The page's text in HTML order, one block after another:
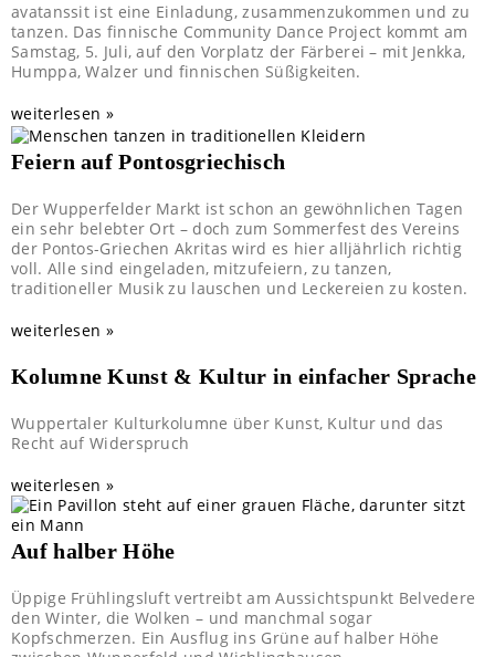
avatanssit ist eine Einladung, zusammenzukommen und zu
tanzen. Das finnische Community Dance Project kommt am
Samstag, 5. Juli, auf den Vorplatz der Färberei – mit Jenkka,
Humppa, Walzer und finnischen Süßigkeiten.
weiterlesen »
Feiern auf Pontosgriechisch
Der Wupperfelder Markt ist schon an gewöhnlichen Tagen
ein sehr belebter Ort – doch zum Sommerfest des Vereins
der Pontos-Griechen Akritas wird es hier alljährlich richtig
voll. Alle sind eingeladen, mitzufeiern, zu tanzen,
traditioneller Musik zu lauschen und Leckereien zu kosten.
weiterlesen »
Kolumne Kunst & Kultur in einfacher Sprache
Wuppertaler Kulturkolumne über Kunst, Kultur und das
Recht auf Widerspruch
weiterlesen »
Auf halber Höhe
Üppige Frühlingsluft vertreibt am Aussichtspunkt Belvedere
den Winter, die Wolken – und manchmal sogar
Kopfschmerzen. Ein Ausflug ins Grüne auf halber Höhe